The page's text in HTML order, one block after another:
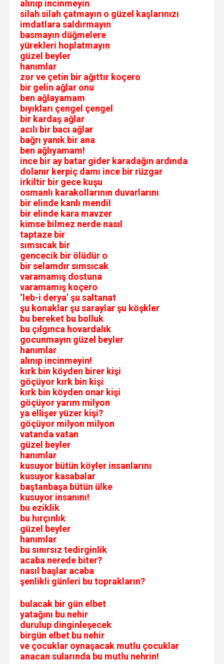
alınıp incinmeyin
silah silah çatmayın o güzel kaşlarınızı
imdatlara saldırmayın
basmayın düğmelere
yürekleri hoplatmayın
güzel beyler
hanımlar
zor ve çetin bir ağıttır koçero
bir gelin ağlar onu
ben ağlayamam
bıyıkları çengel çengel
bir kardaş ağlar
acılı bir bacı ağlar
bağrı yanık bir ana
ben ağlıyamam!
ince bir ay batar gider karadağın ardında
dolanır kerpiç damı ince bir rüzgar
irkiltir bir gece kuşu
osmanlı karakollarının duvarlarını
bir elinde kanlı mendil
bir elinde kara mavzer
kimse bilmez nerde nasıl
taptaze bir
sımsıcak bir
gencecik bir ölüdür o
bir selamdır sımsıcak
varamamış dostuna
varamamış koçero
‘leb-i derya’ şu saltanat
şu konaklar şu saraylar şu köşkler
bu bereket bu bolluk
bu çılgınca hovardalık
gocunmayın güzel beyler
hanımlar
alınıp incinmeyin!
kırk bin köyden birer kişi
göçüyor kırk bin kişi
kırk bin köyden onar kişi
göçüyor yarım milyon
ya ellişer yüzer kişi?
göçüyor milyon milyon
vatanda vatan
güzel beyler
hanımlar
kusuyor bütün köyler insanlarını
kusuyor kasabalar
baştanbaşa bütün ülke
kusuyor insanını!
bu eziklik
bu hırçınlık
güzel beyler
hanımlar
bu sınırsız tedirginlik
acaba nerede biter?
nasıl başlar acaba
şenlikli günleri bu toprakların?
bulacak bir gün elbet
yatağını bu nehir
durulup dinginleşecek
birgün elbet bu nehir
ve çocuklar oynaşacak mutlu çocuklar
anacan sularında bu mutlu nehrin!